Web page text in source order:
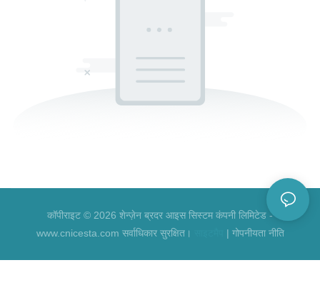
कॉपीराइट © 2026 शेन्ज़ेन ब्रदर आइस सिस्टम कंपनी लिमिटेड -
www.cnicesta.com सर्वाधिकार सुरक्षित।
| गोपनीयता नीति